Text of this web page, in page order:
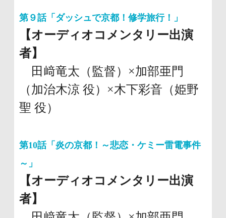
第９話「ダッシュで京都！修学旅行！」
【オーディオコメンタリー出演
者】
田﨑竜太（監督）×加部亜門
（加治木涼 役）×木下彩音（姫野
聖 役）
第10話「炎の京都！～悲恋・ケミー雷電事件
～」
【オーディオコメンタリー出演
者】